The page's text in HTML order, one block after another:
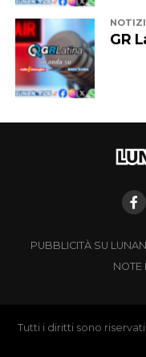
GR
PUBBLICITÀ SU
NOTE
Tutti i diritti sono